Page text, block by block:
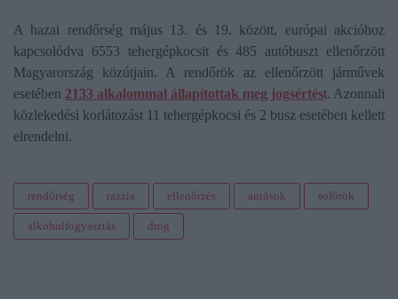
A hazai rendőrség május 13. és 19. között, európai akcióhoz
kapcsolódva 6553 tehergépkocsit és 485 autóbuszt ellenőrzött
Magyarország közútjain. A rendőrök az ellenőrzött járművek
esetében 2133 alkalommal állapítottak meg jogsértést. Azonnali
közlekedési korlátozást 11 tehergépkocsi és 2 busz esetében kellett
elrendelni.
rendőrség razzia ellenőrzés autósok sofőrök
alkoholfogyasztás drog